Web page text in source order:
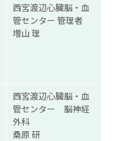
西宮渡辺心臓脳・血
管センター 管理者
増山 理
西宮渡辺心臓脳・血
管センター 脳神経
外科
桑原 研